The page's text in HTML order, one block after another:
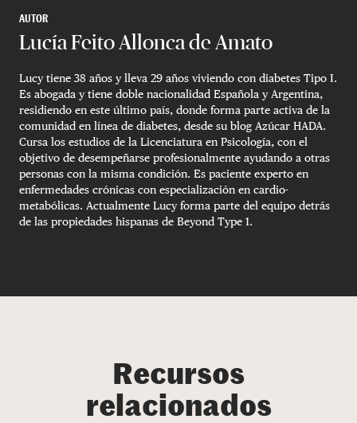
AUTOR
Lucía Feito Allonca de Amato
Lucy tiene 38 años y lleva 29 años viviendo con diabetes Tipo I.
Es abogada y tiene doble nacionalidad Española y Argentina,
residiendo en este último país, donde forma parte activa de la
comunidad en línea de diabetes, desde su blog Azúcar HADA.
Cursa los estudios de la Licenciatura en Psicología, con el
objetivo de desempeñarse profesionalmente ayudando a otras
personas con la misma condición. Es paciente experto en
enfermedades crónicas con especialización en cardio-
metabólicas. Actualmente Lucy forma parte del equipo detrás
de las propiedades hispanas de Beyond Type 1.
Recursos
relacionados